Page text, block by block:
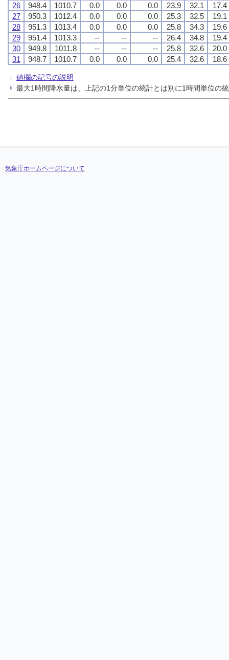
26
948.4 1010.7 0.0 0.0 0.0 23.9 32.1
17.4
27
950.3 1012.4 0.0 0.0 0.0 25.3 32.5
19.1
28
951.3 1013.4 0.0 0.0 0.0 25.8 34.3
19.6
29
951.4 1013.3 -- -- -- 26.4 34.8
19.4
30
949.8 1011.8 -- -- -- 25.8 32.6
20.0
31
948.7 1010.7 0.0 0.0 0.0 25.4 32.6 18.6
値欄の記号の説明
最大1時間降水量は、上記の1分単位の統計とは別に1時間単位の
気象庁ホームページについて